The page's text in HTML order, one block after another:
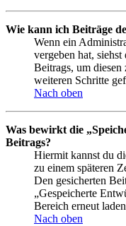
Wie kann ich Beiträge
Wenn ein
vergeben hat,
Beitrags, um
weiteren Schritte
Nach oben
Was bewirkt die
Beitrags?
Hiermit kannst du
zu einem späteren
Den gesicherten
„Gespeicherte
Bereich erneut
Nach oben